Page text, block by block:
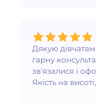
Дякую
гарну
зв’язалися і
Якість на